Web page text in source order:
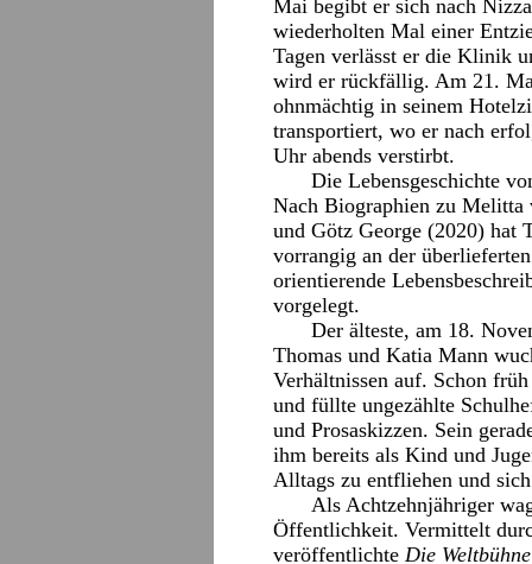
Mai begibt er sich nach
wiederholten Mal einer
Tagen verlässt er die Klinik
wird er rückfällig. Am 21.
ohnmächtig in seinem
transportiert, wo er nach
Uhr abends verstirbt.
Die Lebensgeschichte
Nach Biographien zu Melitta
und Götz George (2020) hat
vorrangig an der
orientierende
vorgelegt.
Der älteste, am 18.
Thomas und Katia Mann
Verhältnissen auf. Schon
und füllte ungezählte
und Prosaskizzen. Sein
ihm bereits als Kind und
Alltags zu entfliehen und
Als Achtzehnjähriger
Öffentlichkeit. Vermittelt
veröffentlichte Die Weltbühne